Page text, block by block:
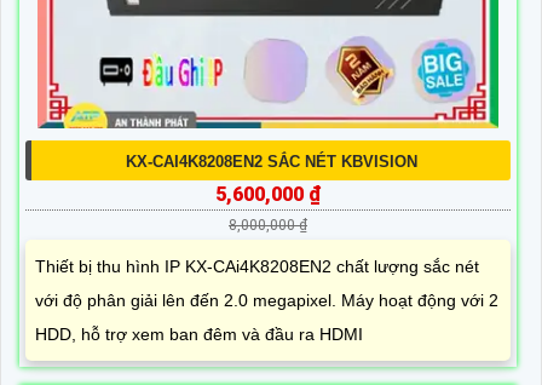
KX-CAI4K8208EN2 SẮC NÉT KBVISION
5,600,000 ₫
8,000,000 ₫
Thiết bị thu hình IP KX-CAi4K8208EN2 chất lượng sắc nét
với độ phân giải lên đến 2.0 megapixel. Máy hoạt động với 2
HDD, hỗ trợ xem ban đêm và đầu ra HDMI